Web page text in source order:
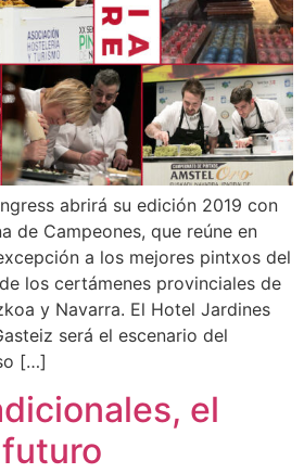
abrirá su edición 2019 con
de Campeones, que reúne en
a los mejores pintxos del
los certámenes provinciales de
y Navarra. El Hotel Jardines
será el escenario del
[…]
el